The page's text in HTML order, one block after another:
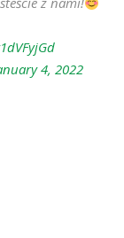
4, 2022